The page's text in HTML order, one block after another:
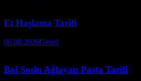
Et Haşlama Tarifi
06.08.2026Genel
Bol Soslu Ağlayan Pasta Tarifi